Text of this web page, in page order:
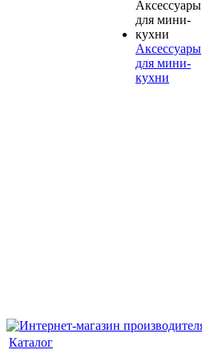
Аксессуары
для мини-
кухни
Каталог